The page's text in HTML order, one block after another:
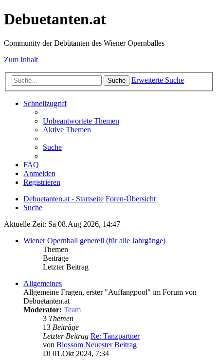
Debuetanten.at
Community der Debütanten des Wiener Opernballes
Zum Inhalt
Suche Erweiterte Suche
Schnellzugriff
Unbeantwortete Themen
Aktive Themen
Suche
FAQ
Anmelden
Registrieren
Debuetanten.at - Startseite Foren-Übersicht
Suche
Aktuelle Zeit: Sa 08.Aug 2026, 14:47
Wiener Opernball generell (für alle Jahrgänge)
Themen
Beiträge
Letzter Beitrag
Allgemeines
Allgemeine Fragen, erster "Auffangpool" im Forum von
Debuetanten.at
Moderator: Team
3 Themen
13 Beiträge
Letzter Beitrag Re: Tanzpartner
von Blossom Neuester Beitrag
Di 01.Okt 2024, 7:34